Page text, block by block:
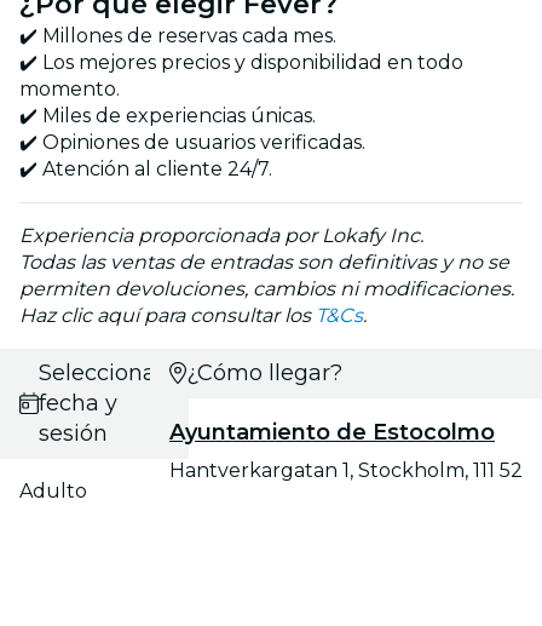
✔️ Millones de reservas cada mes.
✔️ Los mejores precios y disponibilidad en todo
momento.
✔️ Miles de experiencias únicas.
✔️ Opiniones de usuarios verificadas.
✔️ Atención al cliente 24/7.
Experiencia proporcionada por Lokafy Inc.
Todas las ventas de entradas son definitivas y no se
permiten devoluciones, cambios ni modificaciones.
Haz clic aquí para consultar los T&Cs.
Selecciona
fecha y
sesión
Adulto
¿Cómo llegar?
Ayuntamiento de Estocolmo
Hantverkargatan 1, Stockholm, 111 52